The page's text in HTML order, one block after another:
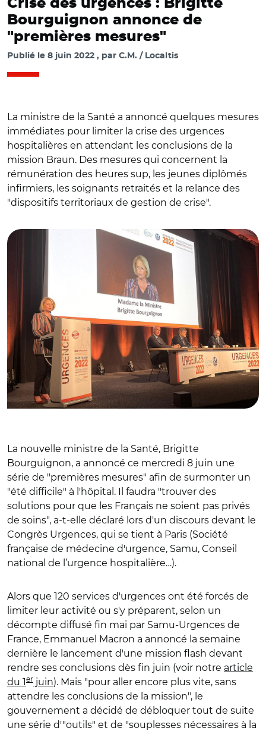
Crise des urgences : Brigitte
Bourguignon annonce de
"premières mesures"
Publié le 8 juin 2022 par C.M. / Localtis
La ministre de la Santé a annoncé quelques mesures
immédiates pour limiter la crise des urgences
hospitalières en attendant les conclusions de la
mission Braun. Des mesures qui concernent la
rémunération des heures sup, les jeunes diplômés
infirmiers, les soignants retraités et la relance des
"dispositifs territoriaux de gestion de crise".
La nouvelle ministre de la Santé, Brigitte
Bourguignon, a annoncé ce mercredi 8 juin une
série de "premières mesures" afin de surmonter un
"été difficile" à l'hôpital. Il faudra "trouver des
solutions pour que les Français ne soient pas privés
de soins", a-t-elle déclaré lors d'un discours devant le
Congrès Urgences, qui se tient à Paris (Société
française de médecine d'urgence, Samu, Conseil
national de l’urgence hospitalière…).
Alors que 120 services d'urgences ont été forcés de
limiter leur activité ou s'y préparent, selon un
décompte diffusé fin mai par Samu-Urgences de
France, Emmanuel Macron a annoncé la semaine
dernière le lancement d'une mission flash devant
rendre ses conclusions dès fin juin (voir notre article
du 1er juin). Mais "pour aller encore plus vite, sans
attendre les conclusions de la mission", le
gouvernement a décidé de débloquer tout de suite
une série d'"outils" et de "souplesses nécessaires à la